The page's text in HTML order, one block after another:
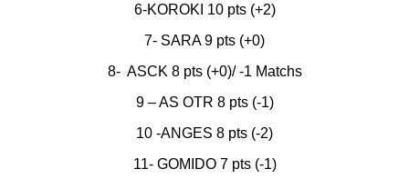
6-KOROKI 10 pts (+2)
7- SARA 9 pts (+0)
8- ASCK 8 pts (+0)/ -1 Matchs
9 – AS OTR 8 pts (-1)
10 -ANGES 8 pts (-2)
11- GOMIDO 7 pts (-1)